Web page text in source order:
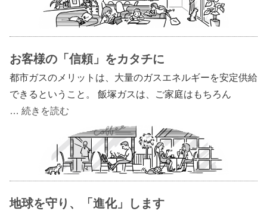
お客様の「信頼」をカタチに
都市ガスのメリットは、大量のガスエネルギーを安定供給
できるということ。 飯塚ガスは、ご家庭はもちろん
… 続きを読む
地球を守り、「進化」します